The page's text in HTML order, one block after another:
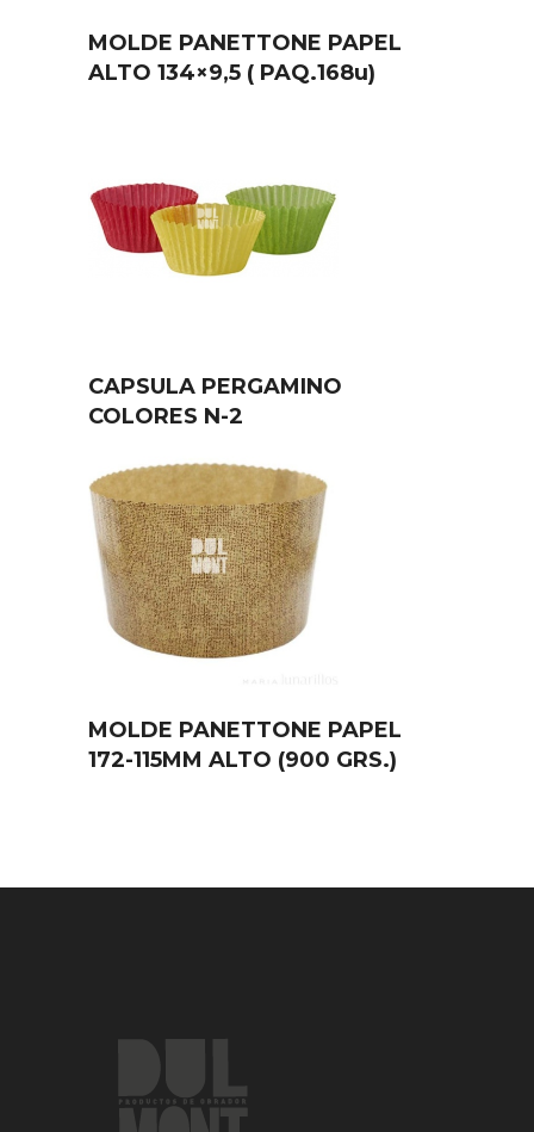
MOLDE PANETTONE PAPEL
ALTO 134×9,5 ( PAQ.168u)
CAPSULA PERGAMINO
COLORES N-2
MOLDE PANETTONE PAPEL
172-115MM ALTO (900 GRS.)